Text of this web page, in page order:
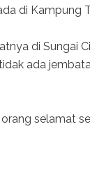
di Kampung
di Sungai
ada
selamat